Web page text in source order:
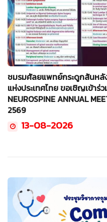
ชมรมศัลยแพทย์กระดูกสันหลั
แห่งประเทศไทย ขอเชิญเข้าร่
NEUROSPINE ANNUAL
2569
13-08-2026